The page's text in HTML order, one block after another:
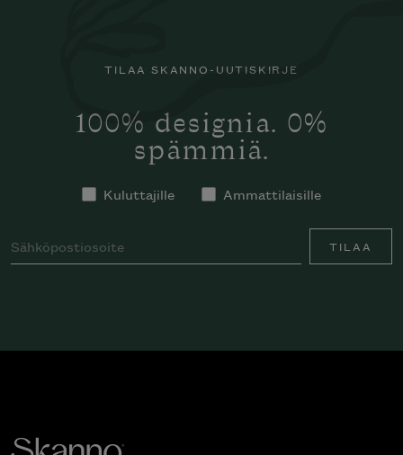
TILAA SKANNO-UUTISKIRJE
100% designia. 0%
spämmiä.
Kuluttajille Ammattilaisille
TILAA